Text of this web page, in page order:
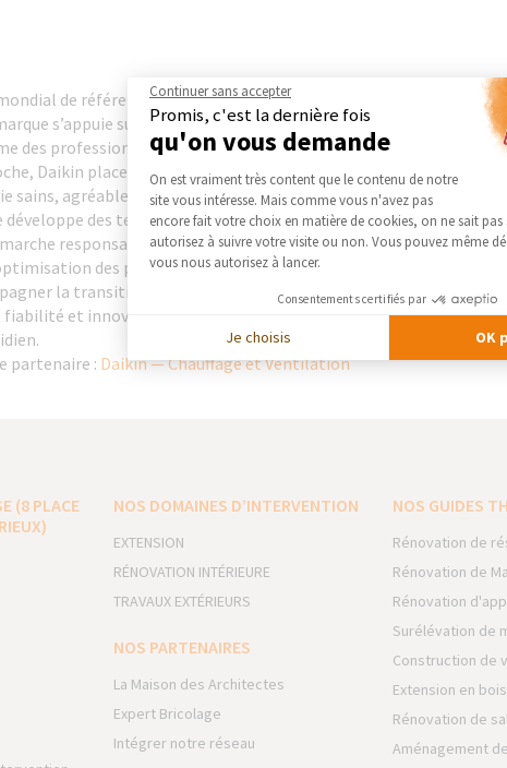
de référence dans les domaines du chauffage, de la
s’appuie sur une expertise technologique reconnue pour
des professionnels.
Daikin place la qualité de l’air intérieur et le confort
sains, agréables et maîtrisés en toute saison, que ce soit dans
des technologies toujours plus efficaces, silencieuses
responsable, Daikin conçoit des solutions visant à réduire
des performances, l’utilisation de technologies plus
la transition vers un avenir plus respectueux de la planète.
et innovation, Daikin s’impose comme un partenaire de
partenaire : Daikin — Chauffage et Ventilation
(8 PLACE
NOS DOMAINES D’INTERVENTION
EXTENSION
RÉNOVATION INTÉRIEURE
TRAVAUX EXTÉRIEURS
NOS PARTENAIRES
La Maison des Architectes
Expert Bricolage
Intégrer notre réseau
NOS GUIDES
Rénovation de
Rénovation de
Rénovation
Surélévation de
Construction de
Extension en bois
Rénovation de
Aménagement
Continuer sans accepter
Promis, c'est la dernière fois
qu'on vous demande
Plateforme de Gestion du
On est vraiment très content que le contenu de notre
site vous intéresse. Mais comme vous n'avez pas
encore fait votre choix en matière de cookies, on ne sait pas
autorisez à suivre votre visite ou non. Vous pouvez même
vous nous autorisez à lancer.
Consentements certifiés par
Je choisis OK
Axeptio consent